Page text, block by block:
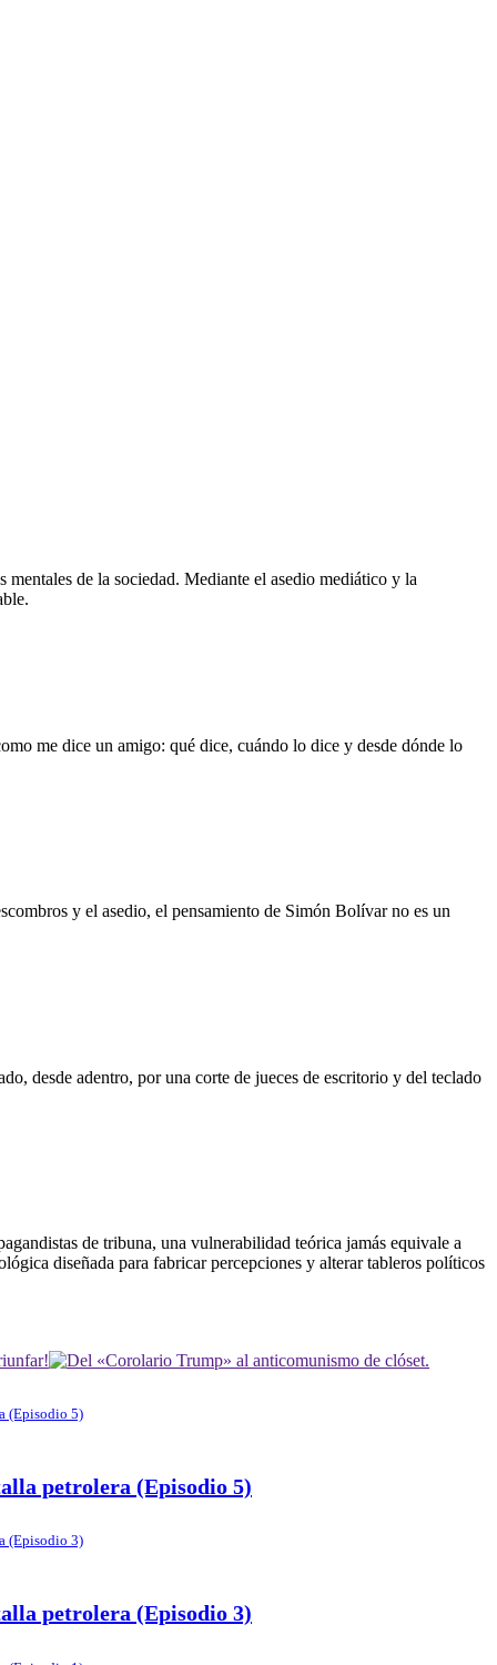
de la sociedad. Mediante el asedio mediático y la
me dice un amigo: qué dice, cuándo lo dice y desde dónde lo
y el asedio, el pensamiento de Simón Bolívar no es un
desde adentro, por una corte de jueces de escritorio y del teclado
de tribuna, una vulnerabilidad teórica jamás equivale a
diseñada para fabricar percepciones y alterar tableros políticos
petrolera (Episodio 5)
petrolera (Episodio 3)